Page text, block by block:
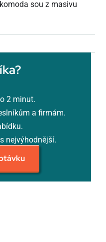
sou z masivu
2 minut.
a firmám.
nejvýhodnější.